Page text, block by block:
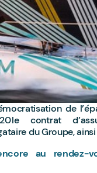
de
le contrat
du Groupe, ainsi
au